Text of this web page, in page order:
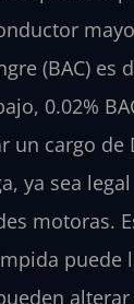
(BAC) es
0.02%
un cargo
ya sea
motoras.
puede